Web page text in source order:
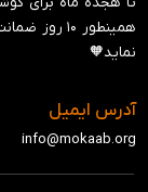
همینطور ۱۰
نماید🧡
آدرس ایمیل
info@mokaab.org